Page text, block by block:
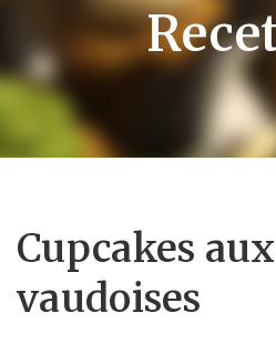
Cupcakes
vaudoises